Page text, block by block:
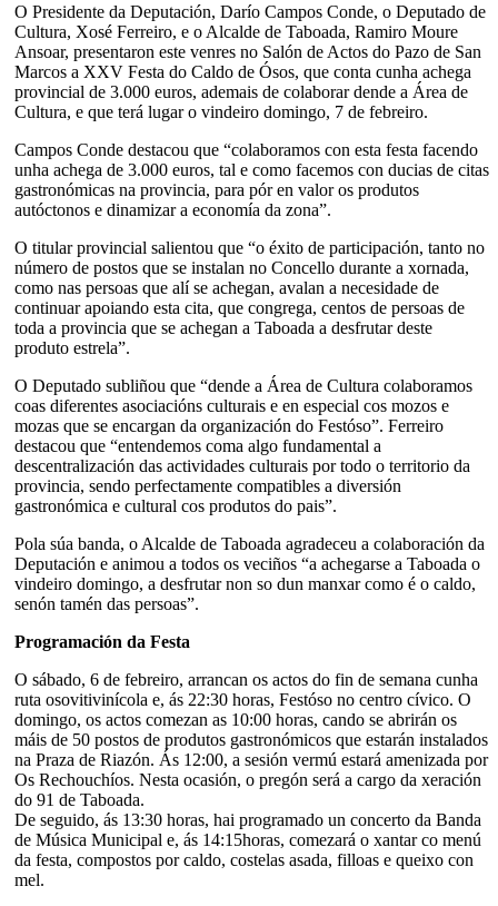
O Presidente da Deputación, Darío Campos Conde, o Deputado de
Cultura, Xosé Ferreiro, e o Alcalde de Taboada, Ramiro Moure
Ansoar, presentaron este venres no Salón de Actos do Pazo de San
Marcos a XXV Festa do Caldo de Ósos, que conta cunha achega
provincial de 3.000 euros, ademais de colaborar dende a Área de
Cultura, e que terá lugar o vindeiro domingo, 7 de febreiro.
Campos Conde destacou que “colaboramos con esta festa facendo
unha achega de 3.000 euros, tal e como facemos con ducias de citas
gastronómicas na provincia, para pór en valor os produtos
autóctonos e dinamizar a economía da zona”.
O titular provincial salientou que “o éxito de participación, tanto no
número de postos que se instalan no Concello durante a xornada,
como nas persoas que alí se achegan, avalan a necesidade de
continuar apoiando esta cita, que congrega, centos de persoas de
toda a provincia que se achegan a Taboada a desfrutar deste
produto estrela”.
O Deputado subliñou que “dende a Área de Cultura colaboramos
coas diferentes asociacións culturais e en especial cos mozos e
mozas que se encargan da organización do Festóso”. Ferreiro
destacou que “entendemos coma algo fundamental a
descentralización das actividades culturais por todo o territorio da
provincia, sendo perfectamente compatibles a diversión
gastronómica e cultural cos produtos do pais”.
Pola súa banda, o Alcalde de Taboada agradeceu a colaboración da
Deputación e animou a todos os veciños “a achegarse a Taboada o
vindeiro domingo, a desfrutar non so dun manxar como é o caldo,
senón tamén das persoas”.
Programación da Festa
O sábado, 6 de febreiro, arrancan os actos do fin de semana cunha
ruta osovitivinícola e, ás 22:30 horas, Festóso no centro cívico. O
domingo, os actos comezan as 10:00 horas, cando se abrirán os
máis de 50 postos de produtos gastronómicos que estarán instalados
na Praza de Riazón. Ás 12:00, a sesión vermú estará amenizada por
Os Rechouchíos. Nesta ocasión, o pregón será a cargo da xeración
do 91 de Taboada.
De seguido, ás 13:30 horas, hai programado un concerto da Banda
de Música Municipal e, ás 14:15horas, comezará o xantar co menú
da festa, compostos por caldo, costelas asada, filloas e queixo con
mel.